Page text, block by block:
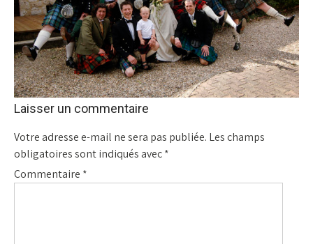
Laisser un commentaire
Votre adresse e-mail ne sera pas publiée. Les champs
obligatoires sont indiqués avec*
Commentaire *